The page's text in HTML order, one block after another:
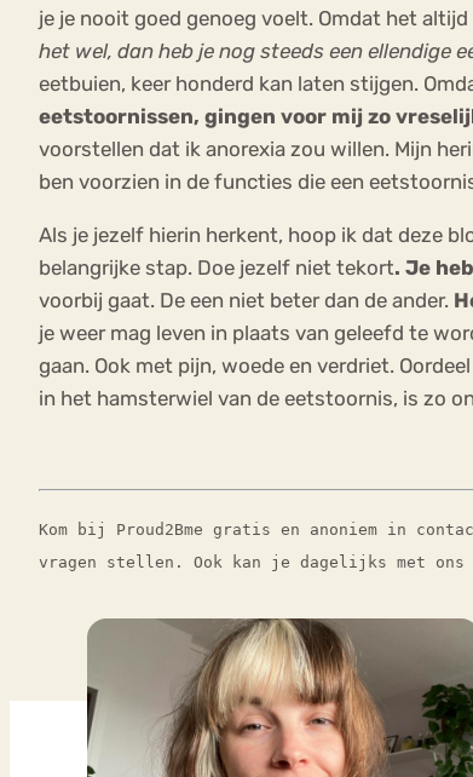
je je nooit goed genoeg voelt. Omdat het
het wel, dan heb je nog steeds een
eetbuien, keer honderd kan laten stijgen.
eetstoornissen, gingen voor mij zo
voorstellen dat ik anorexia zou willen. Mijn
ben voorzien in de functies die een
Als je jezelf hierin herkent, hoop ik dat deze
belangrijke stap. Doe jezelf niet tekort. Je
voorbij gaat. De een niet beter dan de ander.
je weer mag leven in plaats van geleefd te
gaan. Ook met pijn, woede en verdriet.
in het hamsterwiel van de eetstoornis, is zo
Kom bij Proud2Bme gratis en anoniem in
vragen stellen. Ook kan je dagelijks met ons